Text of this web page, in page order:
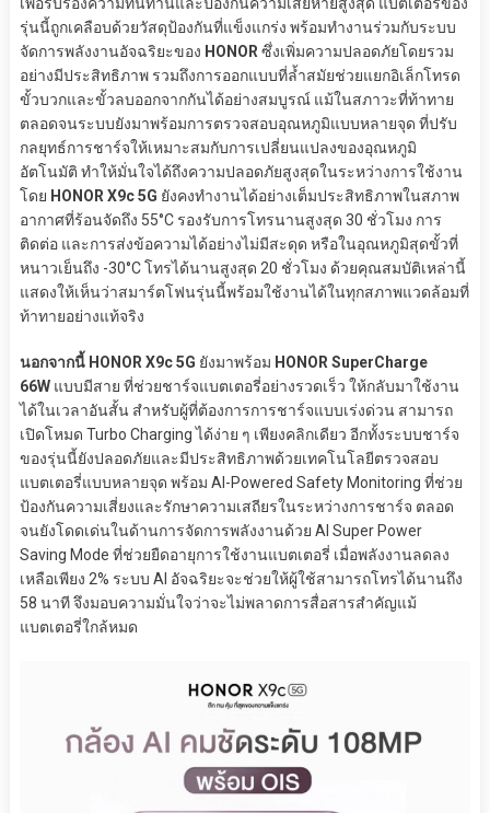
รุ่นนี้ถูกเคลือบด้วยวัสดุป้องกันที่แข็งแกร่ง พร้อมทำงานร่วมกับระบบ
จัดการพลังงานอัจฉริยะของ HONOR ซึ่งเพิ่มความปลอดภัยโดยรวม
อย่างมีประสิทธิภาพ รวมถึงการออกแบบที่ล้ำสมัยช่วยแยกอิเล็กโทรด
ขั้วบวกและขั้วลบออกจากกันได้อย่างสมบูรณ์ แม้ในสภาวะที่ท้าทาย
ตลอดจนระบบยังมาพร้อมการตรวจสอบอุณหภูมิแบบหลายจุด ที่ปรับ
กลยุทธ์การชาร์จให้เหมาะสมกับการเปลี่ยนแปลงของอุณหภูมิ
อัตโนมัติ ทำให้มั่นใจได้ถึงความปลอดภัยสูงสุดในระหว่างการใช้งาน
โดย HONOR X9c 5G ยังคงทำงานได้อย่างเต็มประสิทธิภาพในสภาพ
อากาศที่ร้อนจัดถึง 55°C รองรับการโทรนานสูงสุด 30 ชั่วโมง การ
ติดต่อ และการส่งข้อความได้อย่างไม่มีสะดุด หรือในอุณหภูมิสุดขั้วที่
หนาวเย็นถึง -30°C โทรได้นานสูงสุด 20 ชั่วโมง ด้วยคุณสมบัติเหล่านี้
แสดงให้เห็นว่าสมาร์ตโฟนรุ่นนี้พร้อมใช้งานได้ในทุกสภาพแวดล้อมที่
ท้าทายอย่างแท้จริง
นอกจากนี้ HONOR X9c 5G ยังมาพร้อม HONOR SuperCharge
66Wแบบมีสาย ที่ช่วยชาร์จแบตเตอรี่อย่างรวดเร็ว ให้กลับมาใช้งาน
ได้ในเวลาอันสั้น สำหรับผู้ที่ต้องการการชาร์จแบบเร่งด่วน สามารถ
เปิดโหมด Turbo Charging ได้ง่าย ๆ เพียงคลิกเดียว อีกทั้งระบบชาร์จ
ของรุ่นนี้ยังปลอดภัยและมีประสิทธิภาพด้วยเทคโนโลยีตรวจสอบ
แบตเตอรี่แบบหลายจุด พร้อม AI-Powered Safety Monitoring ที่ช่วย
ป้องกันความเสี่ยงและรักษาความเสถียรในระหว่างการชาร์จ ตลอด
จนยังโดดเด่นในด้านการจัดการพลังงานด้วย AI Super Power
Saving Mode ที่ช่วยยืดอายุการใช้งานแบตเตอรี่ เมื่อพลังงานลดลง
เหลือเพียง 2% ระบบ AI อัจฉริยะจะช่วยให้ผู้ใช้สามารถโทรได้นานถึง
58 นาที จึงมอบความมั่นใจว่าจะไม่พลาดการสื่อสารสำคัญแม้
แบตเตอรี่ใกล้หมด